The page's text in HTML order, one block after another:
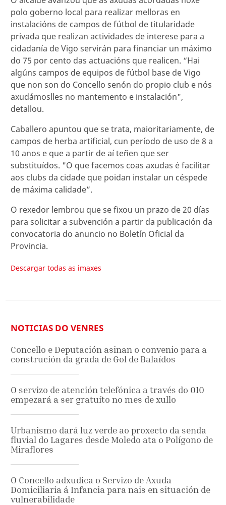
polo goberno local para realizar melloras en
instalacións de campos de fútbol de titularidade
privada que realizan actividades de interese para a
cidadanía de Vigo servirán para financiar un máximo
do 75 por cento das actuacións que realicen. “Hai
algúns campos de equipos de fútbol base de Vigo
que non son do Concello senón do propio club e nós
axudámoslles no mantemento e instalación",
detallou.
Caballero apuntou que se trata, maioritariamente, de
campos de herba artificial, cun período de uso de 8 a
10 anos e que a partir de aí teñen que ser
substituídos. "O que facemos coas axudas é facilitar
aos clubs da cidade que poidan instalar un céspede
de máxima calidade”.
O rexedor lembrou que se fixou un prazo de 20 días
para solicitar a subvención a partir da publicación da
convocatoria do anuncio no Boletín Oficial da
Provincia.
Descargar todas as imaxes
NOTICIAS DO VENRES
Concello e Deputación asinan o convenio para a
construción da grada de Gol de Balaídos
O servizo de atención telefónica a través do 010
empezará a ser gratuíto no mes de xullo
Urbanismo dará luz verde ao proxecto da senda
fluvial do Lagares desde Moledo ata o Polígono de
Miraflores
O Concello adxudica o Servizo de Axuda
Domiciliaria á Infancia para nais en situación de
vulnerabilidade